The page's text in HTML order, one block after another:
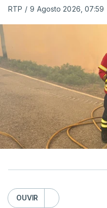
RTP / 9 Agosto 2026, 07:59
OUVIR